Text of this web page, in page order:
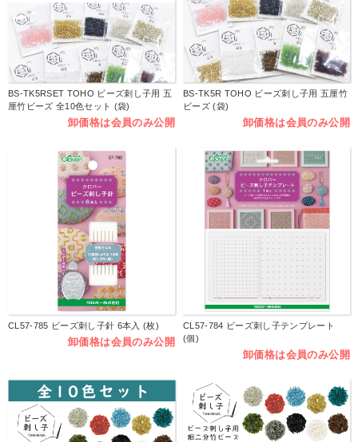
BS-TK5RSET TOHO ビーズ刺し子用 五
厘竹ビーズ 全10色セット (袋)
卸価格は会員のみ公開
BS-TK5R TOHO ビーズ刺し子用 五厘竹
ビーズ (袋)
卸価格は会員のみ公開
CL57-785 ビーズ刺し子針 6本入 (枚)
卸価格は会員のみ公開
CL57-784 ビーズ刺し子テンプレート
(個)
卸価格は会員のみ公開